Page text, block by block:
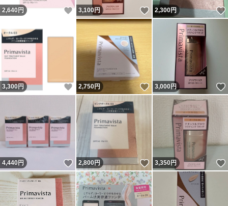
2,640 円 いいね！
3,100円 いいね！
2,300円
3,300円 いいね！
2,750円 いいね！
3,000円
4,440円 いいね！
2,800円 いいね！
3,350円